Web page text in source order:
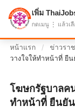
แบ่งปันโอกาส
หน้าแรก / ข่าวรา
วางใจให้ทำหน้าที่ ยื
โฆษกรัฐบาลค
ทำหน้าที่ ยืนยั
เพิ่ม
กดเมนู ⋮ แล้วเ